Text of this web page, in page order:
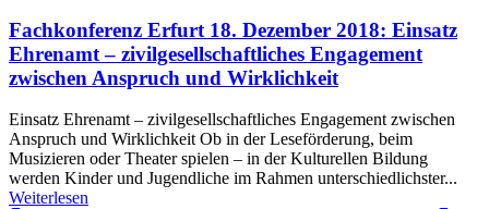
Fachkonferenz Erfurt 18. Dezember 2018: Einsatz
Ehrenamt – zivilgesellschaftliches Engagement
zwischen Anspruch und Wirklichkeit
Einsatz Ehrenamt – zivilgesellschaftliches Engagement zwischen
Anspruch und Wirklichkeit Ob in der Leseförderung, beim
Musizieren oder Theater spielen – in der Kulturellen Bildung
werden Kinder und Jugendliche im Rahmen unterschiedlichster...
Weiterlesen